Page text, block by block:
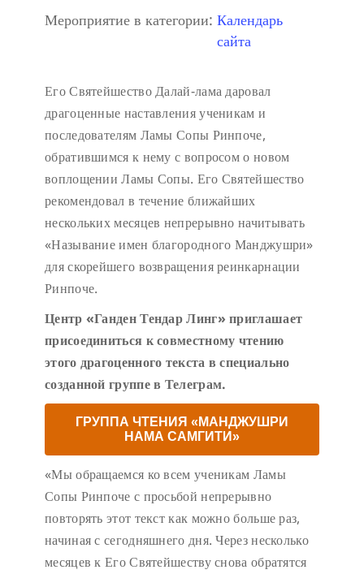
Мероприятие в категории: Календарь
сайта
Его Святейшество Далай-лама даровал
драгоценные наставления ученикам и
последователям Ламы Сопы Ринпоче,
обратившимся к нему с вопросом о новом
воплощении Ламы Сопы. Его Святейшество
рекомендовал в течение ближайших
нескольких месяцев непрерывно начитывать
«Называние имен благородного Манджушри»
для скорейшего возвращения реинкарнации
Ринпоче.
Центр «Ганден Тендар Линг» приглашает
присоединиться к совместному чтению
этого драгоценного текста в специально
созданной группе в Телеграм.
ГРУППА ЧТЕНИЯ «МАНДЖУШРИ
НАМА САМГИТИ»
«Мы обращаемся ко всем ученикам Ламы
Сопы Ринпоче с просьбой непрерывно
повторять этот текст как можно больше раз,
начиная с сегодняшнего дня. Через несколько
месяцев к Его Святейшеству снова обратятся